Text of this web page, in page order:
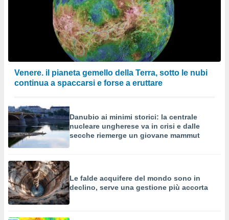
Venere. il pianeta gemello della Terra, sotto le nubi
continua a spaccarsi e forse a eruttare
Danubio ai minimi storici: la centrale
nucleare ungherese va in crisi e dalle
secche riemerge un giovane mammut
Le falde acquifere del mondo sono in
declino, serve una gestione più accorta